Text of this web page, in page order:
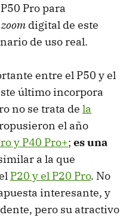
Pro para
zoom digital de este
de uso real.
entre el P50 y el
último incorpora
no se trata de la
el año
y P40 Pro+; es una
a la que
P20 y el P20 Pro. No
interesante, y
pero su atractivo